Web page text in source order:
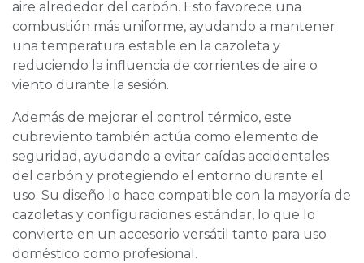
aire alrededor del carbón. Esto favorece una
combustión más uniforme, ayudando a mantener
una temperatura estable en la cazoleta y
reduciendo la influencia de corrientes de aire o
viento durante la sesión.
Además de mejorar el control térmico, este
cubreviento también actúa como elemento de
seguridad, ayudando a evitar caídas accidentales
del carbón y protegiendo el entorno durante el
uso. Su diseño lo hace compatible con la mayoría de
cazoletas y configuraciones estándar, lo que lo
convierte en un accesorio versátil tanto para uso
doméstico como profesional.